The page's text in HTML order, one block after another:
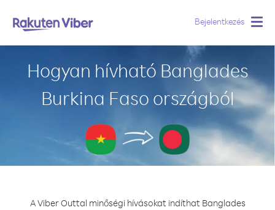
Bejelentkezés
Hogyan hívható Banglades
Burkina Faso országból
A Viber Outtal minőségi hívásokat indíthat Banglades